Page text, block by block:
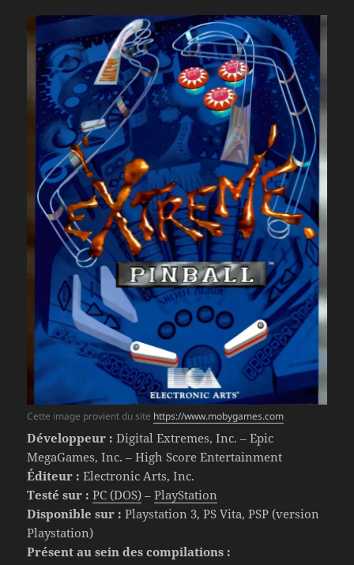
Cette image provient du site https://www.mobygames.com
Développeur : Digital Extremes, Inc. – Epic
MegaGames, Inc. – High Score Entertainment
Éditeur : Electronic Arts, Inc.
Testé sur :PC (DOS) –PlayStation
Disponible sur : Playstation 3, PS Vita, PSP (version
Playstation)
Présent au sein des compilations :